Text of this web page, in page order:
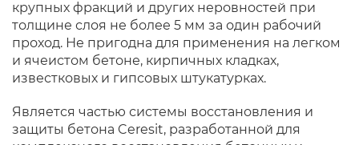
крупных фракций и других неровностей при
толщине слоя не более 5 мм за один рабочий
проход. Не пригодна для применения на легком
и ячеистом бетоне, кирпичных кладках,
известковых и гипсовых штукатурках.
Является частью системы восстановления и
защиты бетона Ceresit, разработанной для